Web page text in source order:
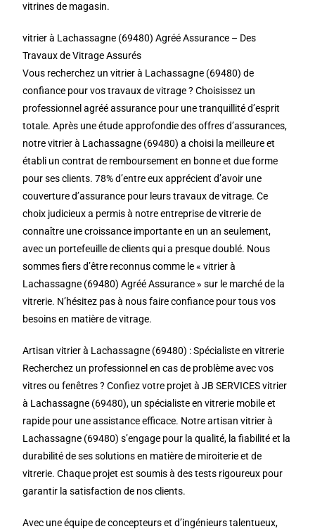
vitrines de magasin.
vitrier à Lachassagne (69480) Agréé Assurance – Des
Travaux de Vitrage Assurés
Vous recherchez un vitrier à Lachassagne (69480) de
confiance pour vos travaux de vitrage ? Choisissez un
professionnel agréé assurance pour une tranquillité d’esprit
totale. Après une étude approfondie des offres d’assurances,
notre vitrier à Lachassagne (69480) a choisi la meilleure et
établi un contrat de remboursement en bonne et due forme
pour ses clients. 78% d’entre eux apprécient d’avoir une
couverture d’assurance pour leurs travaux de vitrage. Ce
choix judicieux a permis à notre entreprise de vitrerie de
connaître une croissance importante en un an seulement,
avec un portefeuille de clients qui a presque doublé. Nous
sommes fiers d’être reconnus comme le « vitrier à
Lachassagne (69480) Agréé Assurance » sur le marché de la
vitrerie. N’hésitez pas à nous faire confiance pour tous vos
besoins en matière de vitrage.
Artisan vitrier à Lachassagne (69480) : Spécialiste en vitrerie
Recherchez un professionnel en cas de problème avec vos
vitres ou fenêtres ? Confiez votre projet à JB SERVICES vitrier
à Lachassagne (69480), un spécialiste en vitrerie mobile et
rapide pour une assistance efficace. Notre artisan vitrier à
Lachassagne (69480) s’engage pour la qualité, la fiabilité et la
durabilité de ses solutions en matière de miroiterie et de
vitrerie. Chaque projet est soumis à des tests rigoureux pour
garantir la satisfaction de nos clients.
Avec une équipe de concepteurs et d’ingénieurs talentueux,